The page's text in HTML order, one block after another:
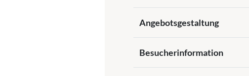
Angebotsgestaltung
Besucherinformation